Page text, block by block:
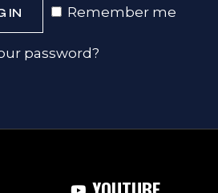
Remember me
IN
password?